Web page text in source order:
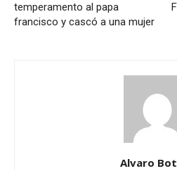
temperamento al papa
francisco y cascó a una mujer
Alvaro